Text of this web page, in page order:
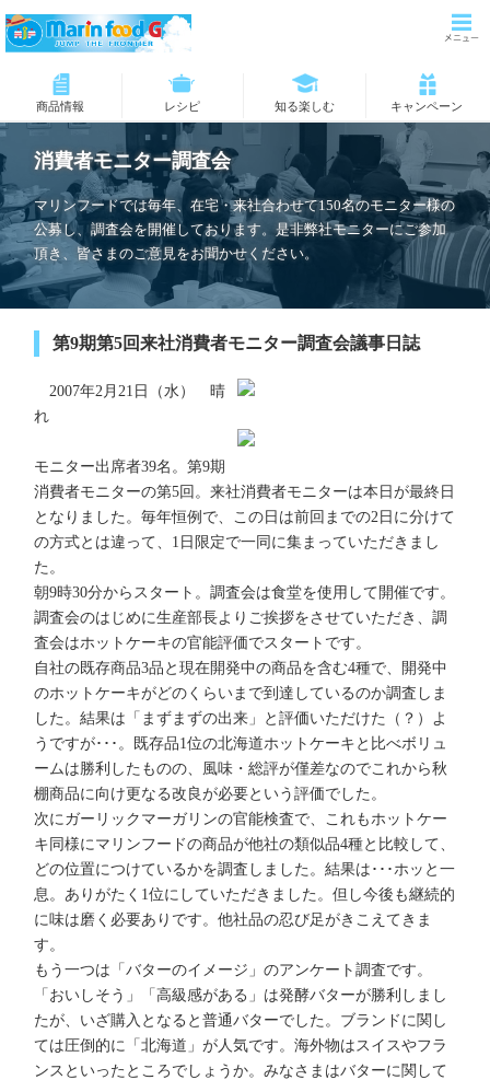
商品情報 レシピ 知る楽しむ キャンペーン
消費者モニター調査会
マリンフードでは毎年、在宅・来社合わせて150名のモニター様の
公募し、調査会を開催しております。是非弊社モニターにご参加
頂き、皆さまのご意見をお聞かせください。
第9期第5回来社消費者モニター調査会議事日誌
2007年2月21日（水） 晴
れ
モニター出席者39名。第9期
消費者モニターの第5回。来社消費者モニターは本日が最終日
となりました。毎年恒例で、この日は前回までの2日に分けて
の方式とは違って、1日限定で一同に集まっていただきまし
た。
朝9時30分からスタート。調査会は食堂を使用して開催です。
調査会のはじめに生産部長よりご挨拶をさせていただき、調
査会はホットケーキの官能評価でスタートです。
自社の既存商品3品と現在開発中の商品を含む4種で、開発中
のホットケーキがどのくらいまで到達しているのか調査しま
した。結果は「まずまずの出来」と評価いただけた（？）よ
うですが･･･。既存品1位の北海道ホットケーキと比べボリュ
ームは勝利したものの、風味・総評が僅差なのでこれから秋
棚商品に向け更なる改良が必要という評価でした。
次にガーリックマーガリンの官能検査で、これもホットケー
キ同様にマリンフードの商品が他社の類似品4種と比較して、
どの位置につけているかを調査しました。結果は･･･ホッと一
息。ありがたく1位にしていただきました。但し今後も継続的
に味は磨く必要ありです。他社品の忍び足がきこえてきま
す。
もう一つは「バターのイメージ」のアンケート調査です。
「おいしそう」「高級感がある」は発酵バターが勝利しまし
たが、いざ購入となると普通バターでした。ブランドに関し
ては圧倒的に「北海道」が人気です。海外物はスイスやフラ
ンスといったところでしょうか。みなさまはバターに関して